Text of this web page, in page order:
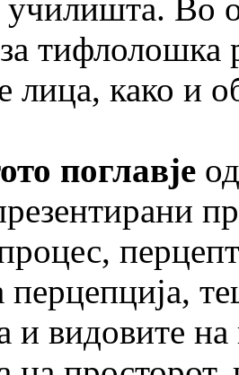
Во
тифлолошка
лица, како и
поглавје
перцепција,
и видовите